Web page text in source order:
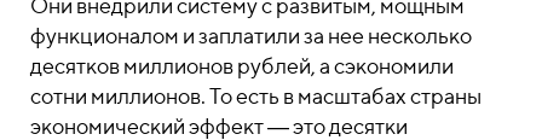
Они внедрили систему с развитым, мощным
функционалом и заплатили за нее несколько
десятков миллионов рублей, а сэкономили
сотни миллионов. То есть в масштабах страны
экономический эффект ― это десятки